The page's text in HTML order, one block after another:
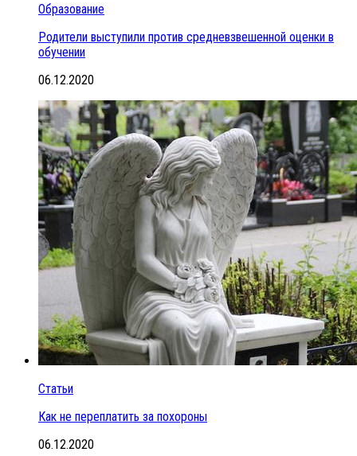
Образование
Родители выступили против средневзвешенной оценки в
обучении
06.12.2020
Статьи
Как не переплатить за похороны
06.12.2020